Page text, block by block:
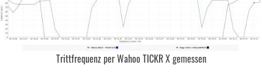
Trittfrequenz per Wahoo TICKR X gemessen